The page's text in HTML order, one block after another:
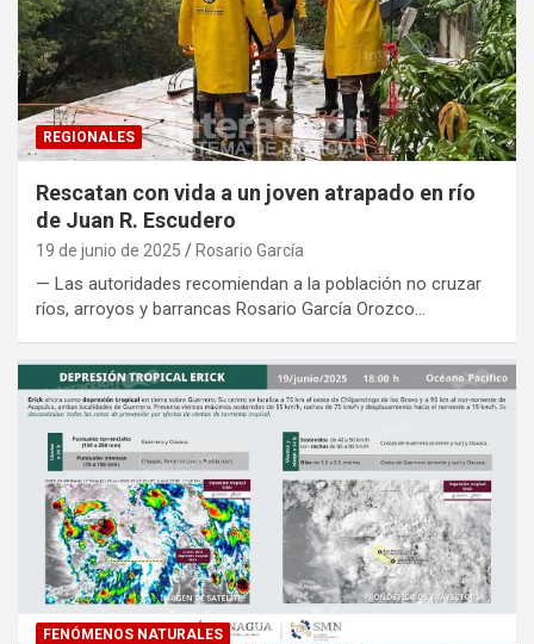
REGIONALES
Rescatan con vida a un joven atrapado en río
de Juan R. Escudero
19 de junio de 2025 Rosario García
— Las autoridades recomiendan a la población no cruzar
ríos, arroyos y barrancas Rosario García Orozco…
FENÓMENOS NATURALES